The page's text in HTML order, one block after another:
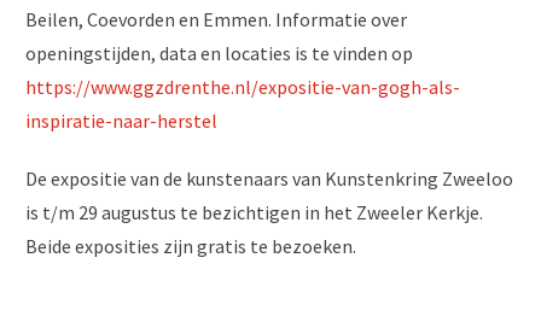
Beilen, Coevorden en Emmen. Informatie over
openingstijden, data en locaties is te vinden op
https://www.ggzdrenthe.nl/expositie-van-gogh-als-
inspiratie-naar-herstel
De expositie van de kunstenaars van Kunstenkring Zweeloo
is t/m 29 augustus te bezichtigen in het Zweeler Kerkje.
Beide exposities zijn gratis te bezoeken.